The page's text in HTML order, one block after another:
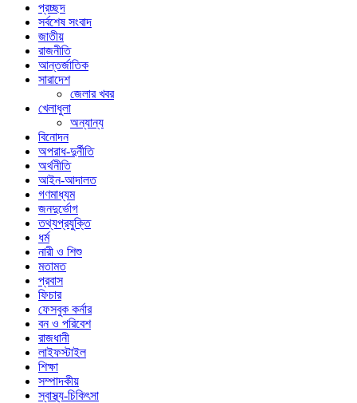
প্রচ্ছদ
সর্বশেষ সংবাদ
জাতীয়
রাজনীতি
আন্তর্জাতিক
সারাদেশ
জেলার খবর
খেলাধুলা
অন্যান্য
বিনোদন
অপরাধ-দুর্নীতি
অর্থনীতি
আইন-আদালত
গণমাধ্যম
জনদুর্ভোগ
তথ্যপ্রযুক্তি
ধর্ম
নারী ও শিশু
মতামত
প্রবাস
ফিচার
ফেসবুক কর্নার
বন ও পরিবেশ
রাজধানী
লাইফস্টাইল
শিক্ষা
সম্পাদকীয়
স্বাস্থ্য-চিকিৎসা